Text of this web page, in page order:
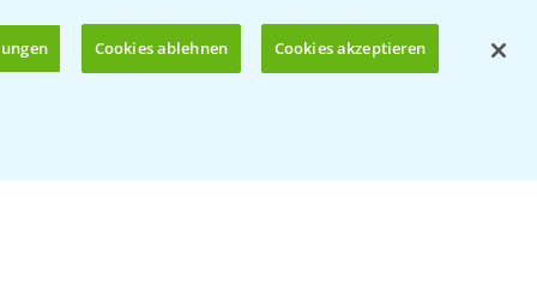
Cookies ablehnen Cookies akzeptieren